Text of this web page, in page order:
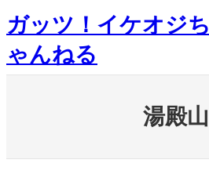
容
ス
キ
ガッツ！イケオジち
ゃんねる
湯殿山